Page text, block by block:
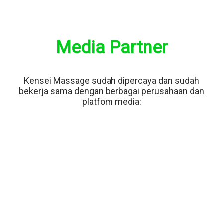
Media Partner
Kensei Massage sudah dipercaya dan sudah
bekerja sama dengan berbagai perusahaan dan
platfom media: